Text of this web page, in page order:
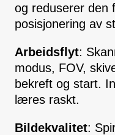
og reduserer den
posisjonering av
Arbeidsflyt:
modus, FOV,
bekreft og start.
læres raskt.
Bildekvalitet: